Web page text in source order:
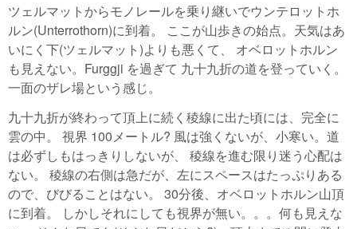
ツェルマットからモノレールを乗り継いでウンテロットホ
ルン(Unterrothorn)に到着。 ここが山歩きの始点。天気はあ
いにく下(ツェルマット)よりも悪くて、 オベロットホルン
も見えない。Furggji を過ぎて 九十九折の道を登っていく。
一面のザレ場という感じ。
九十九折が終わって頂上に続く稜線に出た頃には、完全に
雲の中。 視界 100メートル? 風は強くないが、小寒い。道
は必ずしもはっきりしないが、 稜線を進む限り迷う心配は
ない。 稜線の右側は急だが、左にスペースはたっぷりある
ので、びびることはない。 30分後、オベロットホルン山頂
に到着。 しかしそれにしても視界が無い。。。何も見えな